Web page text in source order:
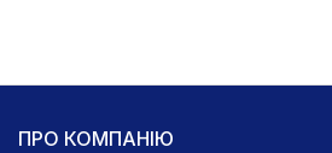
ПРО КОМПАНІЮ